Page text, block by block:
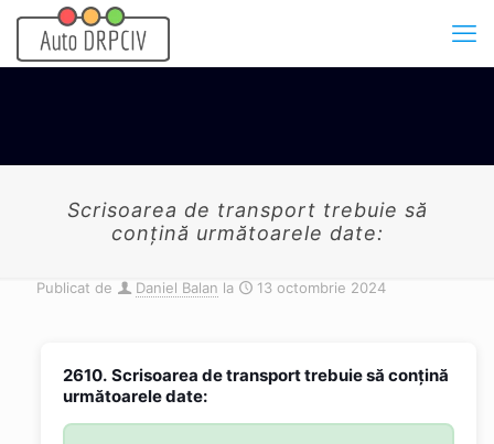
Scrisoarea de transport trebuie să
conţină următoarele date:
Publicat de Daniel Balan la 13 octombrie 2024
2610. Scrisoarea de transport trebuie să conţină
următoarele date: